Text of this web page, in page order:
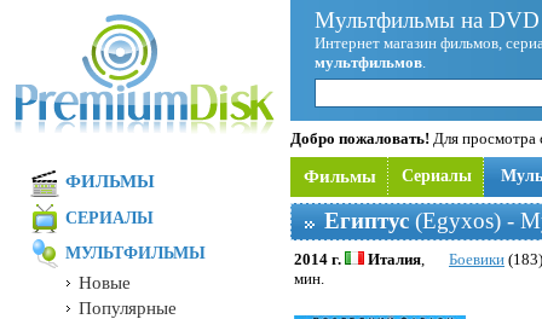
Мультфильмы на
Интернет магазин фильмов,
мультфильмов.
Добро пожаловать! Для просмотра
Фильмы Сериалы
Египтус (Egyxos) -
2014 г. Италия,
мин.
Боевики
ФИЛЬМЫ
СЕРИАЛЫ
МУЛЬТФИЛЬМЫ
Новые
Популярные